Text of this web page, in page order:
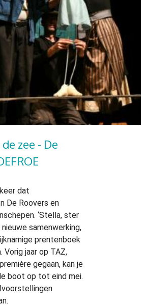
zee - De
dat
De Roovers en
‘Stella, ster
samenwerking,
prentenboek
Vorig jaar op TAZ,
gegaan, kan je
boot op tot eind mei.